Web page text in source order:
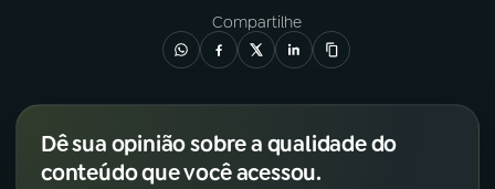
Compartilhe
Dê sua opinião sobre a qualidade do
conteúdo que você acessou.